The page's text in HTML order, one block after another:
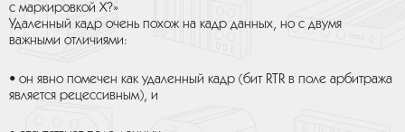
с маркировкой X?»
Удаленный кадр очень похож на кадр данных, но с двумя
важными отличиями:
• он явно помечен как удаленный кадр (бит RTR в поле арбитража
является рецессивным), и